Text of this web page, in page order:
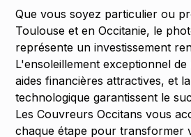
Que vous soyez particulier ou
Toulouse et en Occitanie, le
représente un investissement
L'ensoleillement exceptionnel
aides financières attractives, et
technologique garantissent le
Les Couvreurs Occitans vous
chaque étape pour transformer